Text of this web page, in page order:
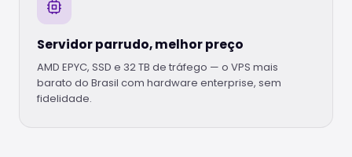
Servidor parrudo, melhor preço
AMD EPYC, SSD e 32 TB de tráfego — o VPS mais
barato do Brasil com hardware enterprise, sem
fidelidade.